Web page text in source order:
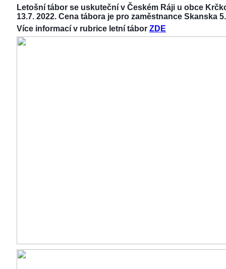
Letošní tábor se uskuteční v Českém Ráji u obce
13.7. 2022. Cena tábora je pro zaměstnance Skanska
Více informací v rubrice letní tábor ZDE